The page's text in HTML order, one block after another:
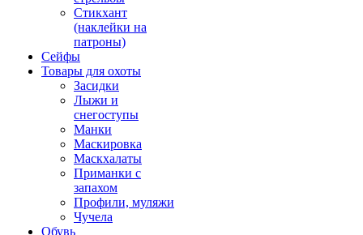
Стикхант
(наклейки на
патроны)
Сейфы
Товары для охоты
Засидки
Лыжи и
снегоступы
Манки
Маскировка
Маскхалаты
Приманки с
запахом
Профили, муляжи
Чучела
Обувь